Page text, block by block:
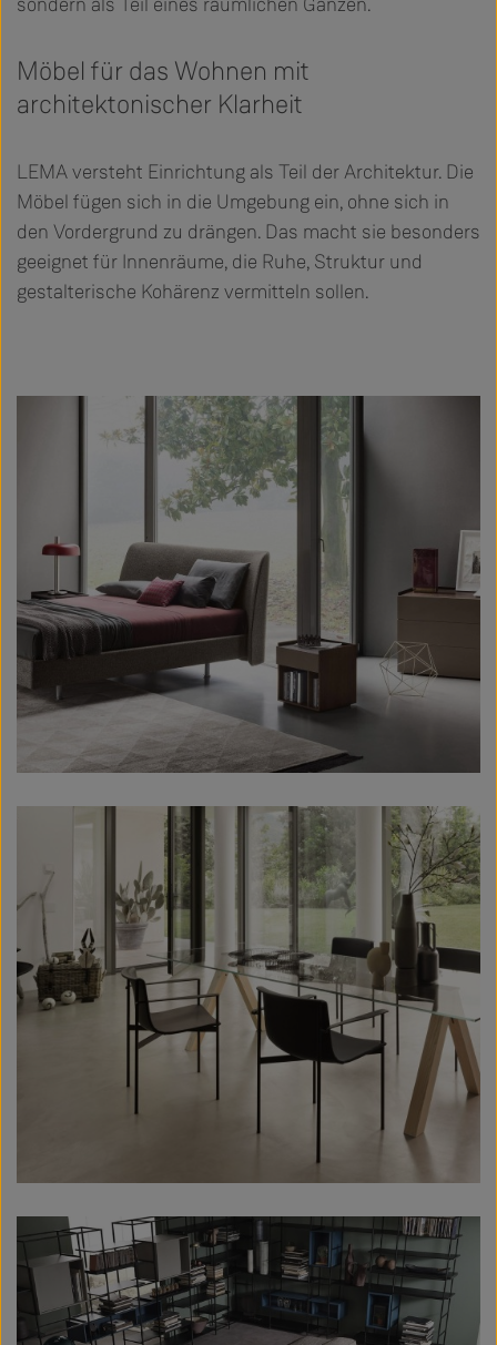
Möbel für das Wohnen mit
architektonischer Klarheit
LEMA versteht Einrichtung als Teil der Architektur. Die
Möbel fügen sich in die Umgebung ein, ohne sich in
den Vordergrund zu drängen. Das macht sie besonders
geeignet für Innenräume, die Ruhe, Struktur und
gestalterische Kohärenz vermitteln sollen.